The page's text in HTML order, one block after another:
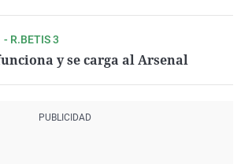
- R.BETIS 3
y se carga al Arsenal